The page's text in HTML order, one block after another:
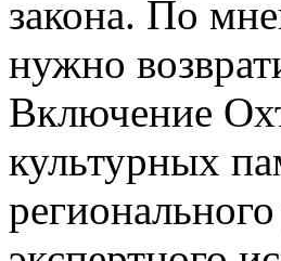
закона. По
нужно
Включение
культурных